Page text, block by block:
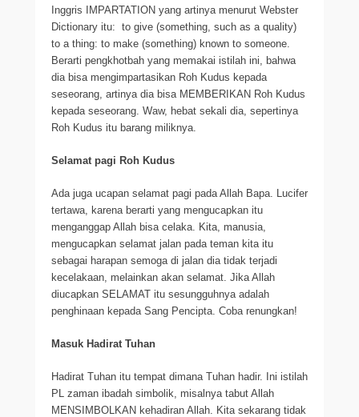
Inggris IMPARTATION yang artinya menurut Webster
Dictionary itu: to give (something, such as a quality)
to a thing: to make (something) known to someone.
Berarti pengkhotbah yang memakai istilah ini, bahwa
dia bisa mengimpartasikan Roh Kudus kepada
seseorang, artinya dia bisa MEMBERIKAN Roh Kudus
kepada seseorang. Waw, hebat sekali dia, sepertinya
Roh Kudus itu barang miliknya.
Selamat pagi Roh Kudus
Ada juga ucapan selamat pagi pada Allah Bapa. Lucifer
tertawa, karena berarti yang mengucapkan itu
menganggap Allah bisa celaka. Kita, manusia,
mengucapkan selamat jalan pada teman kita itu
sebagai harapan semoga di jalan dia tidak terjadi
kecelakaan, melainkan akan selamat. Jika Allah
diucapkan SELAMAT itu sesungguhnya adalah
penghinaan kepada Sang Pencipta. Coba renungkan!
Masuk Hadirat Tuhan
Hadirat Tuhan itu tempat dimana Tuhan hadir. Ini istilah
PL zaman ibadah simbolik, misalnya tabut Allah
MENSIMBOLKAN kehadiran Allah. Kita sekarang tidak